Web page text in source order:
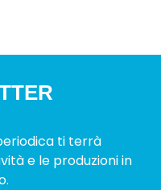
ti terrà
e le produzioni in